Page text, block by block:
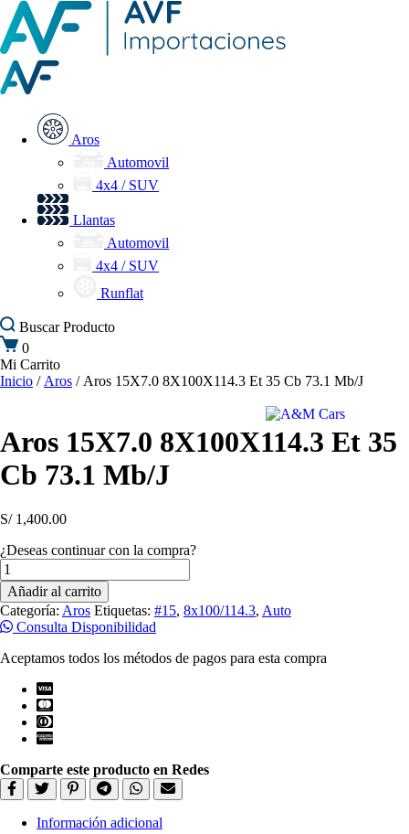
Aros
Automovil
4x4 / SUV
Llantas
Automovil
4x4 / SUV
Runflat
BuscarProducto
0
Mi Carrito
Inicio / Aros / Aros 15X7.0 8X100X114.3 Et 35 Cb 73.1 Mb/J
Aros 15X7.0 8X100X114.3 Et 35
Cb 73.1 Mb/J
S/1,400.00
¿Deseas continuar con la compra?
Aros
15X7.0
8X100X114.3
Et
35
73.1
cantidad
Añadir al carrito
Categoría: Aros Etiquetas: #15, 8x100/114.3, Auto
Consulta Disponibilidad
Aceptamos todos los métodos de pagos para esta compra
Comparte este producto en Redes
Información adicional